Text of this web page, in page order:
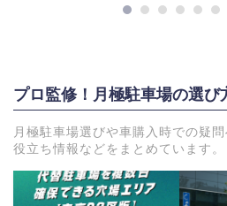
プロ監修！月極駐車場の選び
月極駐車場選びや車購入時での疑
役立ち情報などをまとめています。